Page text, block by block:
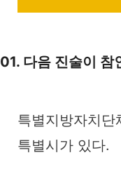
01. 다음 진술이 참
특별지방자치
특별시가 있다.